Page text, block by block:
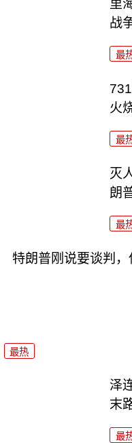
里
战
最
火
最
灭
朗
最
特朗普刚说要谈判，
最热
泽
末
最